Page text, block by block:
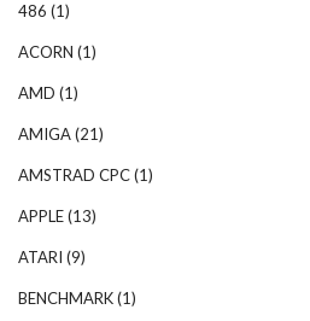
486 (1)
ACORN (1)
AMD (1)
AMIGA(21)
AMSTRAD CPC(1)
APPLE(13)
ATARI (9)
BENCHMARK(1)